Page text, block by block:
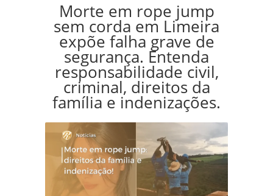
Morte em rope jump
sem corda em Limeira
expõe falha grave de
segurança. Entenda
responsabilidade civil,
criminal, direitos da
família e indenizações.